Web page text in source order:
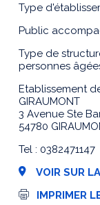
Type
Public
Type de
personnes
Etablissement
GIRAUMONT
3 Avenue Ste
54780
Tel : 0382471147
VOIR SUR
I
IMPRIMER